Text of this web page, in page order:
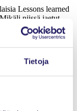
Tietoja
Lessons learned
niissä jaetut
omassa arjessa
että iso osa
asiassa ei riitä,
jakaminen ja